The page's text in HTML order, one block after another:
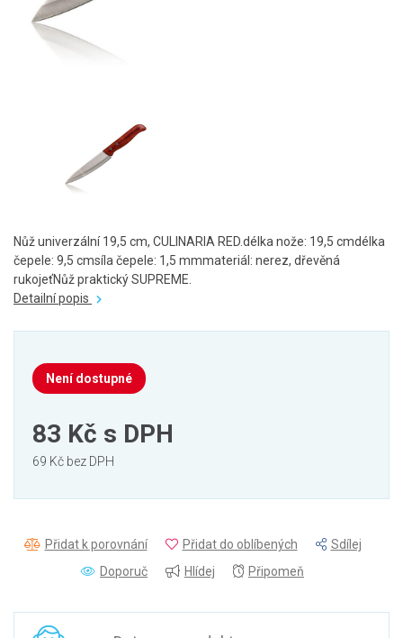
Nůž univerzální 19,5 cm, CULINARIA RED.délka nože: 19,5 cmdélka
čepele: 9,5 cmsíla čepele: 1,5 mmmateriál: nerez, dřevěná
rukojeťNůž praktický SUPREME.
Detailní popis
Není dostupné
83 Kč s DPH
69 Kč bez DPH
Přidat k porovnání Přidat do oblíbených
Sdílej
Doporuč
Hlídej Připomeň